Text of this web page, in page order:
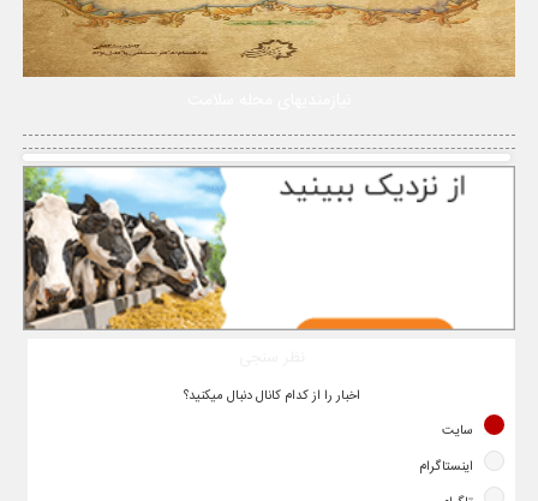
اخبار را از کدام کانال دنبال میکنید؟
سایت
اینستاگرام